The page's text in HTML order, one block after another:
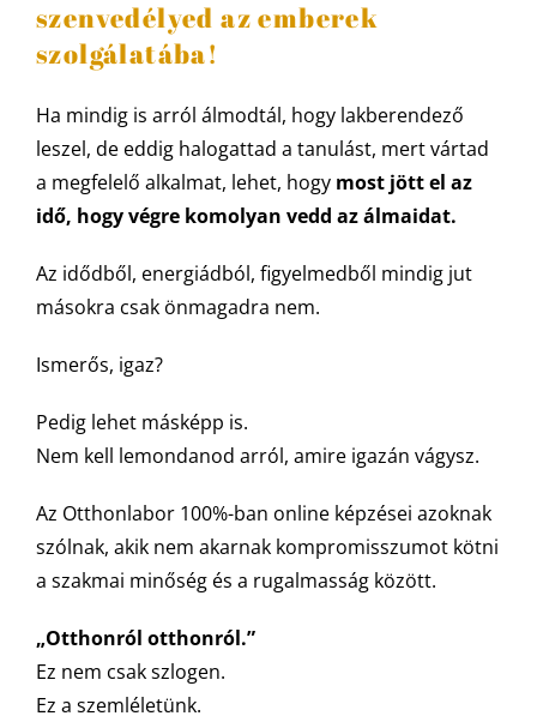
szenvedélyed az emberek
szolgálatába!
Ha mindig is arról álmodtál, hogy lakberendező
leszel, de eddig halogattad a tanulást, mert vártad
a megfelelő alkalmat, lehet, hogy most jött el az
idő, hogy végre komolyan vedd az álmaidat.
Az idődből, energiádból, figyelmedből mindig jut
másokra csak önmagadra nem.
Ismerős, igaz?
Pedig lehet másképp is.
Nem kell lemondanod arról, amire igazán vágysz.
Az Otthonlabor 100%-ban online képzései azoknak
szólnak, akik nem akarnak kompromisszumot kötni
a szakmai minőség és a rugalmasság között.
„Otthonról otthonról.”
Ez nem csak szlogen.
Ez a szemléletünk.